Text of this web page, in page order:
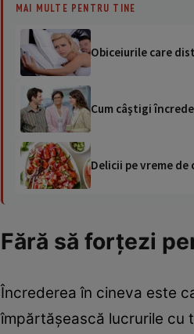
MAI MULTE PENTRU TINE
Obiceiurile care
Cum câştigi
Delicii pe vreme
Fără să forţezi
Încrederea în cineva este
împărtăşească lucrurile cu